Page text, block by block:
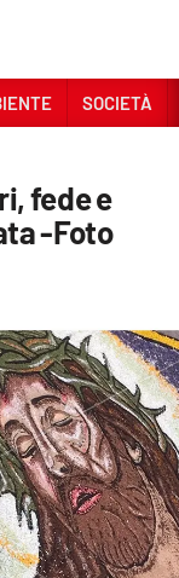
SOCIETÀ
fede e
-Foto